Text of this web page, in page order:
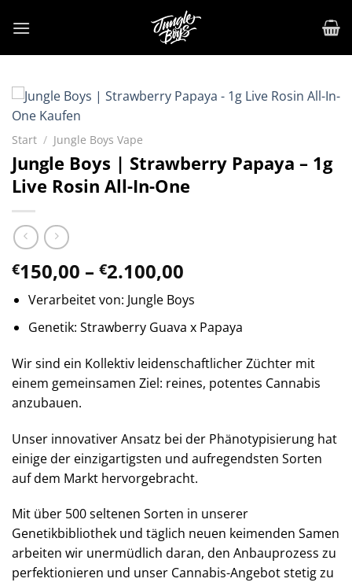
Inhalt
Start / Jungle Boys Vape
Jungle Boys | Strawberry Papaya – 1g
Live Rosin All-In-One
€150,00 – €2.100,00
bis
€2.100,00
Verarbeitet von: Jungle Boys
Genetik: Strawberry Guava x Papaya
Wir sind ein Kollektiv leidenschaftlicher Züchter mit
einem gemeinsamen Ziel: reines, potentes Cannabis
anzubauen.
Unser innovativer Ansatz bei der Phänotypisierung hat
einige der einzigartigsten und aufregendsten Sorten
auf dem Markt hervorgebracht.
Mit über 500 seltenen Sorten in unserer
Genetikbibliothek und täglich neuen keimenden Samen
arbeiten wir unermüdlich daran, den Anbauprozess zu
perfektionieren und unser Cannabis-Angebot stetig zu